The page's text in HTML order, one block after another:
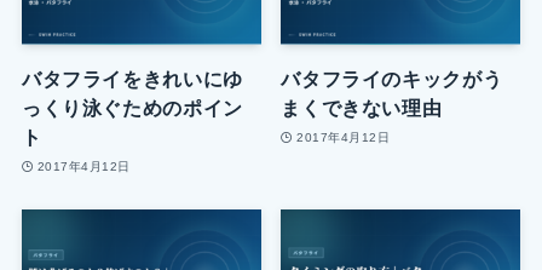
バタフライをきれいにゆ
っくり泳ぐためのポイン
ト
2017年4月12日
バタフライのキックがう
まくできない理由
2017年4月12日